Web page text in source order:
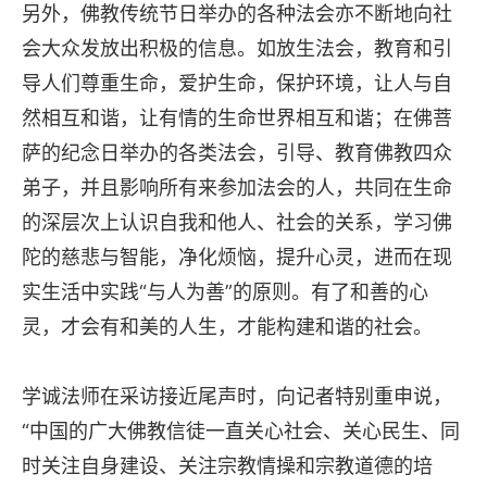
另外，佛教传统节日举办的各种法会亦不断地向社
会大众发放出积极的信息。如放生法会，教育和引
导人们尊重生命，爱护生命，保护环境，让人与自
然相互和谐，让有情的生命世界相互和谐；在佛菩
萨的纪念日举办的各类法会，引导、教育佛教四众
弟子，并且影响所有来参加法会的人，共同在生命
的深层次上认识自我和他人、社会的关系，学习佛
陀的慈悲与智能，净化烦恼，提升心灵，进而在现
实生活中实践“与人为善”的原则。有了和善的心
灵，才会有和美的人生，才能构建和谐的社会。
学诚法师在采访接近尾声时，向记者特别重申说，
“中国的广大佛教信徒一直关心社会、关心民生、同
时关注自身建设、关注宗教情操和宗教道德的培